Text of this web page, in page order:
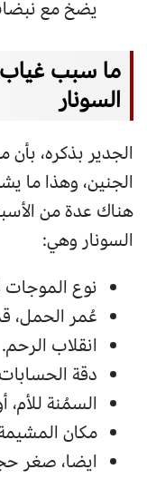
يضخ مع
ما سبب
السونار
الجدير بذكره،
الجنين، وهذا ما
هناك عدة من
السونار وهي:
نوع الموجات
عُمر الحمل،
انقلاب الرحم.
دقة
السمُنة للأم،
مكان
ايضا، صغر